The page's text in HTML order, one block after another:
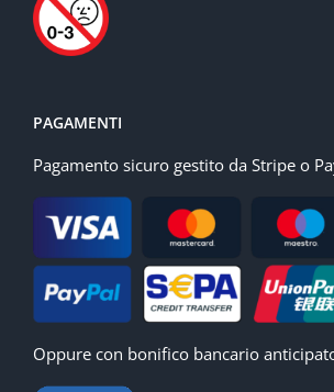
PAGAMENTI
Pagamento sicuro gestito da Stripe o
Oppure con bonifico bancario